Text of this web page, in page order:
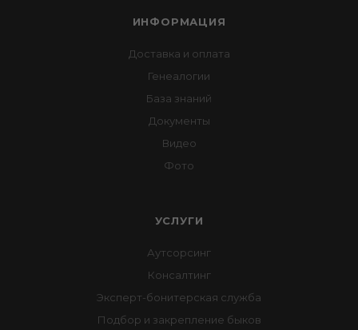
ИНФОРМАЦИЯ
Доставка и оплата
Генеалогии
База знаний
Документы
Видео
Фото
УСЛУГИ
Аутсорсинг
Консалтинг
Эксперт-бонитерская служба
Подбор и закрепление быков